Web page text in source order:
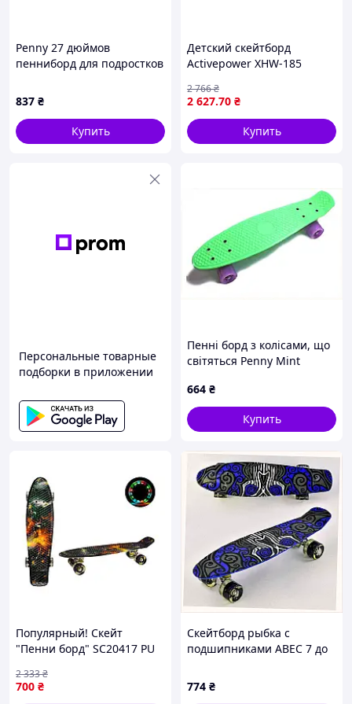
Penny 27 дюймов
пенниборд для подростков
837 ₴
Купить
Детский скейтборд
Activepower XHW-185
80×20 см, канадський клен
2 627.70 ₴
2 766₴
Купить
Персональные товарные
подборки в приложении
Пенні борд з колісами, що
світяться Penny Mint
664 ₴
Купить
Популярный! Скейт
"Пенни борд" SC20417 PU
Лучшее качество только
на Nukleon.com.ua
700 ₴
2 333₴
Скейтборд рыбка с
подшипниками ABEC 7 до
774 ₴